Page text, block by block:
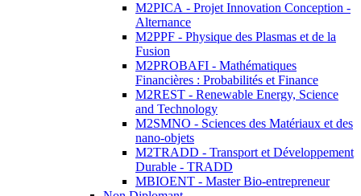
M2PICA - Projet Innovation Conception -
Alternance
M2PPF - Physique des Plasmas et de la
Fusion
M2PROBAFI - Mathématiques
Financières : Probabilités et Finance
M2REST - Renewable Energy, Science
and Technology
M2SMNO - Sciences des Matériaux et des
nano-objets
M2TRADD - Transport et Développement
Durable - TRADD
MBIOENT - Master Bio-entrepreneur